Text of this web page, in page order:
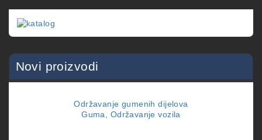
Novi proizvodi
Održavanje gumenih dijelova
Guma
Održavanje vozila